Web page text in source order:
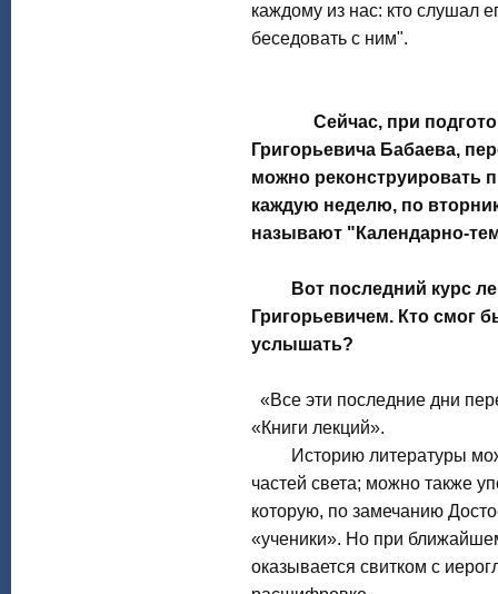
каждому из нас: кто слушал
беседовать с ним".
Сейчас, при
Григорьевича Бабаева,
можно реконструировать
каждую неделю, по
называют "Календарно-
Вот последний курс
Григорьевичем. Кто смог
услышать?
«Все эти последние дни
«Книги лекций».
Историю литературы
частей света; можно также
которую, по замечанию
«ученики». Но при
оказывается свитком с